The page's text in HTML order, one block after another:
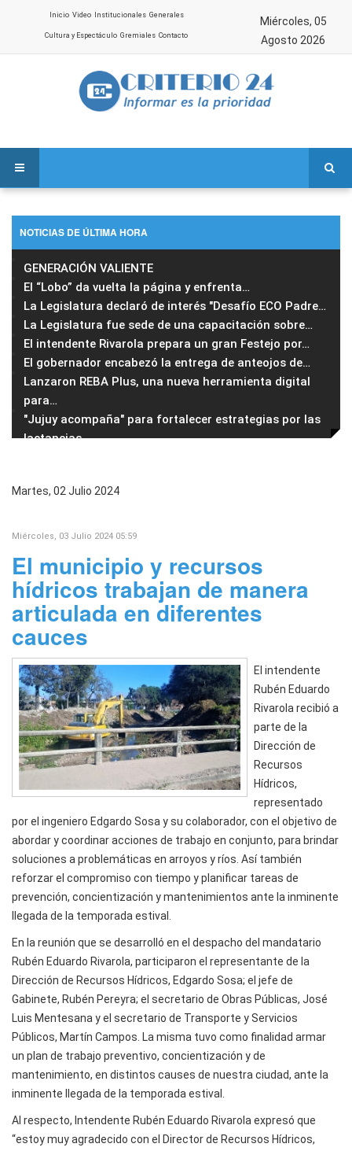
Inicio Video Institucionales Generales
Cultura y Espectáculo Gremiales Contacto
Miércoles, 05
Agosto 2026
NOTICIAS DE ÚLTIMA HORA
GENERACIÓN VALIENTE
El “Lobo” da vuelta la página y enfrenta…
La Legislatura declaró de interés "Desafío ECO Padre…
La Legislatura fue sede de una capacitación sobre…
El intendente Rivarola prepara un gran Festejo por…
El gobernador encabezó la entrega de anteojos de…
Lanzaron REBA Plus, una nueva herramienta digital
para…
"Jujuy acompaña" para fortalecer estrategias por las
lactancias
Martes, 02 Julio 2024
Miércoles, 03 Julio 2024 05:59
El municipio y recursos
hídricos trabajan de manera
articulada en diferentes
cauces
El intendente
Rubén Eduardo
Rivarola recibió a
parte de la
Dirección de
Recursos
Hídricos,
representado
por el ingeniero Edgardo Sosa y su colaborador, con el objetivo de
abordar y coordinar acciones de trabajo en conjunto, para brindar
soluciones a problemáticas en arroyos y ríos. Así también
reforzar el compromiso con tiempo y planificar tareas de
prevención, concientización y mantenimientos ante la inminente
llegada de la temporada estival.
En la reunión que se desarrolló en el despacho del mandatario
Rubén Eduardo Rivarola, participaron el representante de la
Dirección de Recursos Hídricos, Edgardo Sosa; el jefe de
Gabinete, Rubén Pereyra; el secretario de Obras Públicas, José
Luis Mentesana y el secretario de Transporte y Servicios
Públicos, Martín Campos. La misma tuvo como finalidad armar
un plan de trabajo preventivo, concientización y de
mantenimiento, en distintos causes de nuestra ciudad, ante la
inminente llegada de la temporada estival.
Al respecto, Intendente Rubén Eduardo Rivarola expresó que
“estoy muy agradecido con el Director de Recursos Hídricos,